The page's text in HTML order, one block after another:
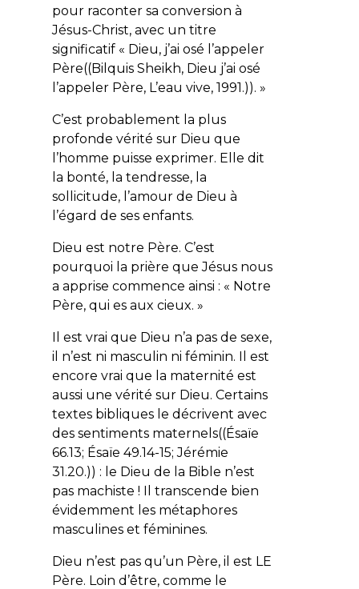
pour raconter sa conversion à
Jésus-Christ, avec un titre
significatif « Dieu, j’ai osé l’appeler
Père((Bilquis Sheikh, Dieu j’ai osé
l’appeler Père, L’eau vive, 1991.)). »
C’est probablement la plus
profonde vérité sur Dieu que
l’homme puisse exprimer. Elle dit
la bonté, la tendresse, la
sollicitude, l’amour de Dieu à
l’égard de ses enfants.
Dieu est notre Père. C’est
pourquoi la prière que Jésus nous
a apprise commence ainsi : « Notre
Père, qui es aux cieux. »
Il est vrai que Dieu n’a pas de sexe,
il n’est ni masculin ni féminin. Il est
encore vrai que la maternité est
aussi une vérité sur Dieu. Certains
textes bibliques le décrivent avec
des sentiments maternels((Ésaïe
66.13; Ésaïe 49.14-15; Jérémie
31.20.)) : le Dieu de la Bible n’est
pas machiste ! Il transcende bien
évidemment les métaphores
masculines et féminines.
Dieu n’est pas qu’un Père, il est LE
Père. Loin d’être, comme le